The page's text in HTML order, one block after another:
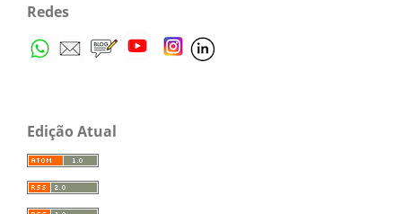
Redes
Edição Atual